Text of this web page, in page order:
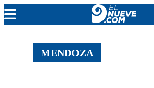
MENDOZA
CADA DÍA
MENDOZA